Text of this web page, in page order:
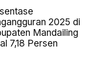
2025 di
Mandailing
7,18 Persen